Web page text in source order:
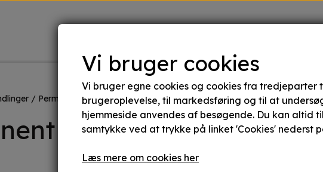
Permanent makeup
makeup
Vi bruger cookies
Vi bruger egne cookies og cookies fra tredjeparter
brugeroplevelse, til markedsføring og til at
hjemmeside anvendes af besøgende. Du kan altid
samtykke ved at trykke på linket 'Cookies' nederst
Læs mere om cookies her